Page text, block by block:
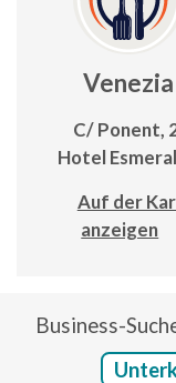
Venezia
C/ Ponent,
Hotel
Auf der
anzeigen
Business-